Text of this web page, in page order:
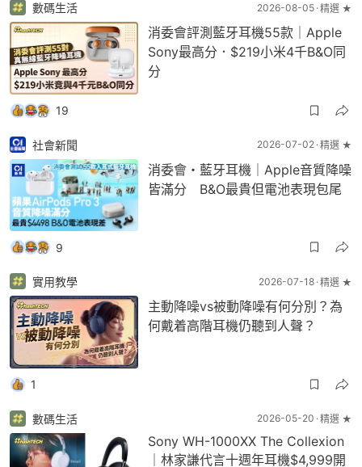
數碼生活 2026-08-05 精選 ★
消委會評測藍牙耳機55款｜Apple
Sony最高分．$219小米4千B&O同
分
19
社會新聞 2026-07-02 精選 ★
消委會・藍牙耳機｜Apple音質降噪
皆滿分 B&O最貴但電池表現包尾
9
實用教學 2026-07-18 精選 ★
主動降噪vs被動降噪有何分別？為
何戴着高階耳機仍聽到人聲？
1
數碼生活 2026-05-20 精選 ★
Sony WH-1000XX The Collexion
｜林家謙代言十週年耳機$4,999開